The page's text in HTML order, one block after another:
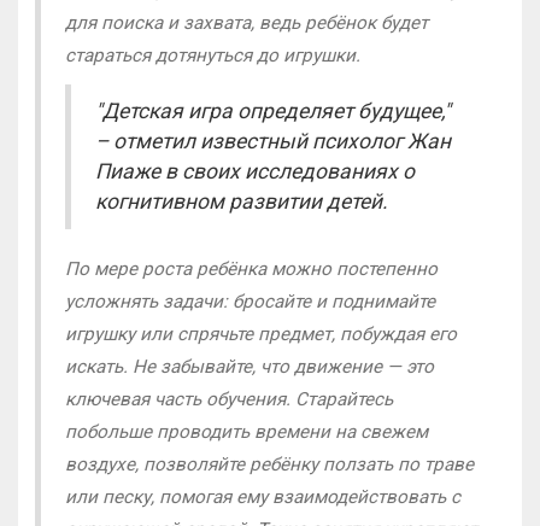
для поиска и захвата, ведь ребёнок будет
стараться дотянуться до игрушки.
"Детская игра определяет будущее,"
– отметил известный психолог Жан
Пиаже в своих исследованиях о
когнитивном развитии детей.
По мере роста ребёнка можно постепенно
усложнять задачи: бросайте и поднимайте
игрушку или спрячьте предмет, побуждая его
искать. Не забывайте, что движение — это
ключевая часть обучения. Старайтесь
побольше проводить времени на свежем
воздухе, позволяйте ребёнку ползать по траве
или песку, помогая ему взаимодействовать с